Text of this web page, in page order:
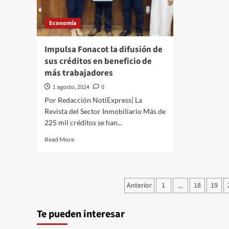
través///Pedro
Tiburcio///El
Mercado
Mexicano
Pone
Suculento
Economía
Impulsa Fonacot la difusión de
sus créditos en beneficio de
más trabajadores
1 agosto, 2024
0
Por Redacción NotiExpress| La
Revista del Sector Inmobiliario Más de
225 mil créditos se han...
Read MoreRead
sus
Paginación
entradas
Anterior 1 … 18 19
Te pueden interesar